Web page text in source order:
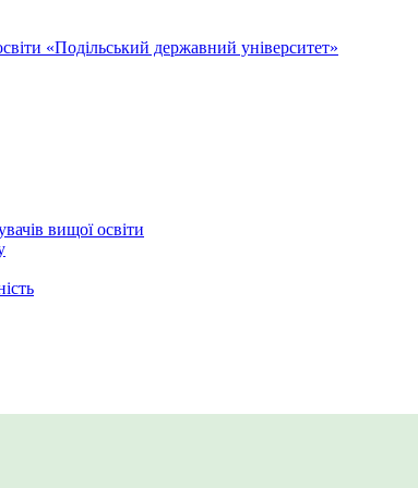
«Подільський державний університет»
вищої освіти